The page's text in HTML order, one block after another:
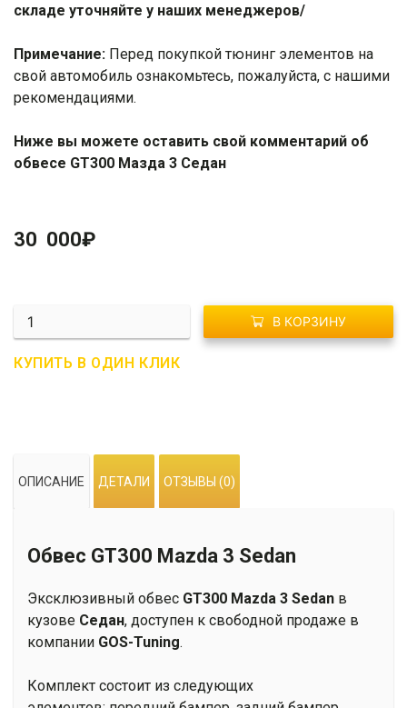
складе уточняйте у наших менеджеров/
Примечание: Перед покупкой тюнинг элементов на
свой автомобиль ознакомьтесь, пожалуйста, с нашими
рекомендациями.
Ниже вы можете оставить свой комментарий об
обвесе GT300 Мазда 3 Седан
30 000₽
Количество
R01-
0179
В КОРЗИНУ
КУПИТЬ В ОДИН КЛИК
ОПИСАНИЕ ДЕТАЛИ ОТЗЫВЫ (0)
Обвес GT300 Mazda 3 Sedan
Эксклюзивный обвес GT300 Mazda 3 Sedan в
кузове Седан, доступен к свободной продаже в
компании GOS-Tuning.
Комплект состоит из следующих